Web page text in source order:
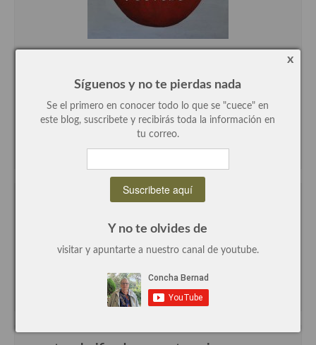
Recetas maridadas con los mejores AOVES
Recetas de fiesta, Navidad y días señalados
Resumen tematicos de recetas
Cocinas del mundo
Cocina Cajún y Creole
Cocina de Estados Unidos
Suscríbete con tu e-mail
x
Síguenos y no te pierdas nada
Se el primero en conocer todo lo que se "cuece" en
este blog, suscribete y recibirás toda la información en
tu correo.
Y no te olvides de
visitar y apuntarte a nuestro canal de youtube.